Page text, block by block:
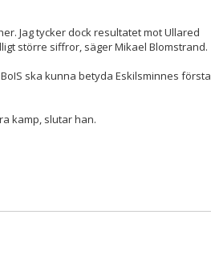
Jag tycker dock resultatet mot Ullared
större siffror, säger Mikael Blomstrand.
ska kunna betyda Eskilsminnes första
kamp, slutar han.